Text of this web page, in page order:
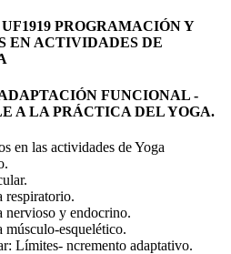
PROGRAMACIÓN Y
EN ACTIVIDADES DE
FUNCIONAL -
A LA PRÁCTICA DEL YOGA.
en las actividades de Yoga
respiratorio.
nervioso y endocrino.
músculo-esquelético.
Límites- ncremento adaptativo.